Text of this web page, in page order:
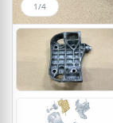
1/4